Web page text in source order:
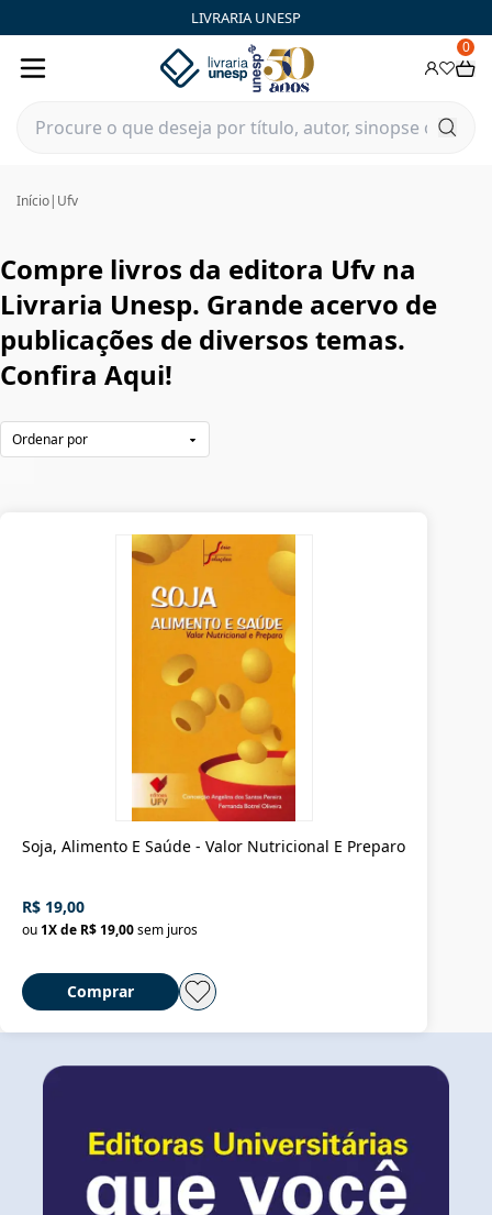
LIVRARIA UNESP
0
Início| Ufv
Compre livros da editora Ufv na
Livraria Unesp. Grande acervo de
publicações de diversos temas.
Confira Aqui!
Soja, Alimento E Saúde - Valor Nutricional E Preparo
R$ 19,00
ou1X de R$ 19,00sem juros
Comprar
Ufv|Livraria Unesp | FastStore PLP